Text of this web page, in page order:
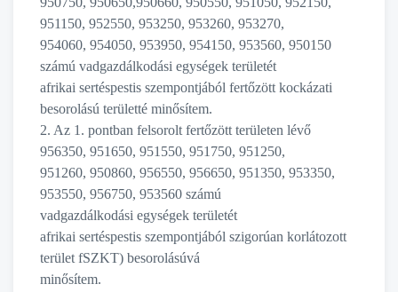
951150, 952550, 953250, 953260, 953270,
954060, 954050, 953950, 954150, 953560, 950150
számú vadgazdálkodási egységek területét
afrikai sertéspestis szempontjából fertőzött kockázati
besorolású területté minősítem.
2. Az 1. pontban felsorolt fertőzött területen lévő
956350, 951650, 951550, 951750, 951250,
951260, 950860, 956550, 956650, 951350, 953350,
953550, 956750, 953560 számú
vadgazdálkodási egységek területét
afrikai sertéspestis szempontjából szigorúan korlátozott
terület fSZKT) besorolásúvá
minősítem.